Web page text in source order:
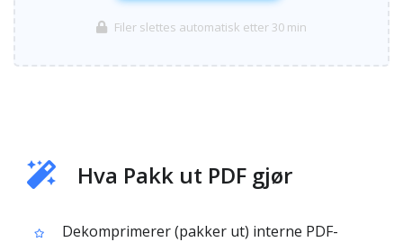
Filer slettes automatisk etter 30 min
Hva Pakk ut PDF gjør
Dekomprimerer (pakker ut) interne PDF-